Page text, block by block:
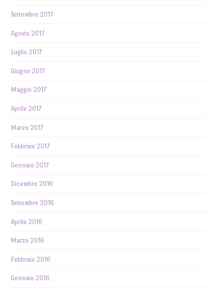
Settembre 2017
Agosto 2017
Luglio 2017
Giugno 2017
Maggio 2017
Aprile 2017
Marzo 2017
Febbraio 2017
Gennaio 2017
Dicembre 2016
Settembre 2016
Aprile 2016
Marzo 2016
Febbraio 2016
Gennaio 2016